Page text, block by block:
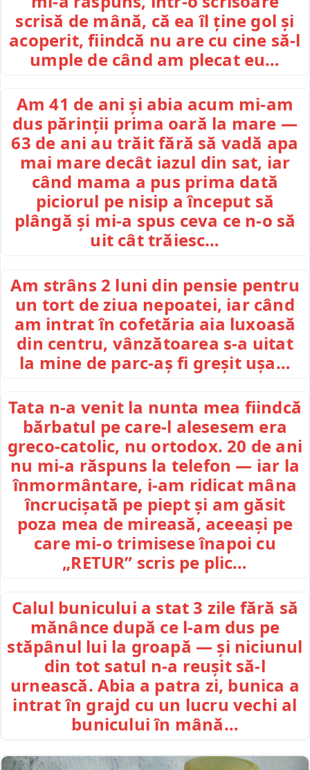
scrisă de mână, că ea îl ține gol și
acoperit, fiindcă nu are cu cine să-l
umple de când am plecat eu…
Am 41 de ani și abia acum mi-am
dus părinții prima oară la mare —
63 de ani au trăit fără să vadă apa
mai mare decât iazul din sat, iar
când mama a pus prima dată
piciorul pe nisip a început să
plângă și mi-a spus ceva ce n-o să
uit cât trăiesc…
Am strâns 2 luni din pensie pentru
un tort de ziua nepoatei, iar când
am intrat în cofetăria aia luxoasă
din centru, vânzătoarea s-a uitat
la mine de parc-aș fi greșit ușa…
Tata n-a venit la nunta mea fiindcă
bărbatul pe care-l alesesem era
greco-catolic, nu ortodox. 20 de ani
nu mi-a răspuns la telefon — iar la
înmormântare, i-am ridicat mâna
încrucișată pe piept și am găsit
poza mea de mireasă, aceeași pe
care mi-o trimisese înapoi cu
„RETUR” scris pe plic…
Calul bunicului a stat 3 zile fără să
mănânce după ce l-am dus pe
stăpânul lui la groapă — și niciunul
din tot satul n-a reușit să-l
urnească. Abia a patra zi, bunica a
intrat în grajd cu un lucru vechi al
bunicului în mână…